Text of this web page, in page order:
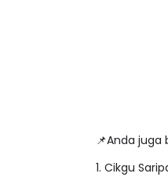
1. Cikgu
11 hari yang lalu